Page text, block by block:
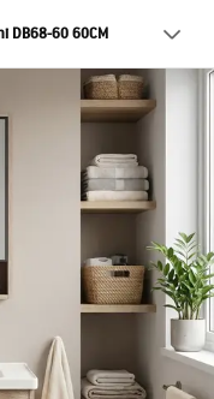
DB68-60 60CM